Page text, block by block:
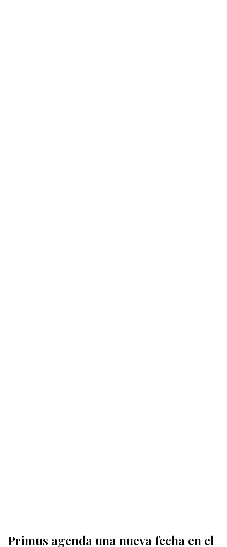
Primus agenda una nueva fecha en el